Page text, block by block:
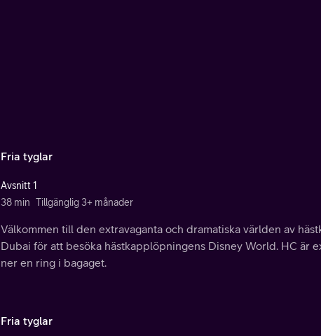
Fria tyglar
Avsnitt 1
38 min Tillgänglig 3+ månader
Välkommen till den extravaganta och dramatiska världen av
Dubai för att besöka hästkapplöpningens Disney World. HC är
ner en ring i bagaget.
Fria tyglar